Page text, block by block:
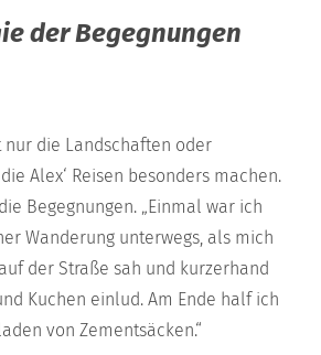
der Begegnungen
nur die Landschaften oder
Alex‘ Reisen besonders machen.
Begegnungen. „Einmal war ich
Wanderung unterwegs, als mich
der Straße sah und kurzerhand
Kuchen einlud. Am Ende half ich
von Zementsäcken.“